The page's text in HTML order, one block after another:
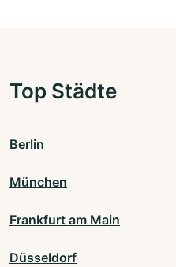
Top Städte
Berlin
München
Frankfurt am Main
Düsseldorf